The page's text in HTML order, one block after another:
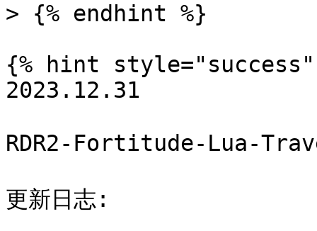
> {% endhint %}
{% hint style="success"
2023.12.31
RDR2-Fortitude-Lua-
更新日志: